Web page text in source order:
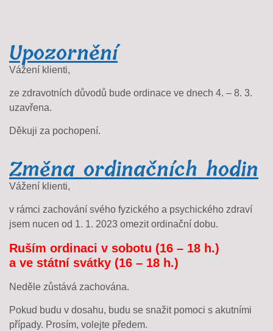
Upozornění
Vážení klienti,
ze zdravotních důvodů bude ordinace ve dnech 4. – 8. 3.
uzavřena.
Děkuji za pochopení.
Změna ordinačních hodin
Vážení klienti,
v rámci zachování svého fyzického a psychického zdraví
jsem nucen od 1. 1. 2023 omezit ordinační dobu.
Ruším ordinaci v sobotu (16 – 18 h.)
a ve státní svátky (16 – 18 h.)
Neděle zůstává zachována.
Pokud budu v dosahu, budu se snažit pomoci s akutními
případy. Prosím, volejte předem.